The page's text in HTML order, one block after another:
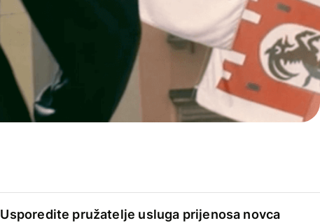
Usporedite pružatelje usluga prijenosa novca